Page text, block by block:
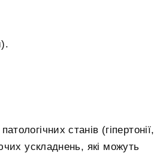
станів (гіпертонії,
ускладнень, які можуть